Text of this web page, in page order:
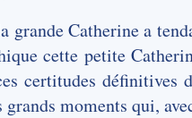
grande Catherine a
cette petite
certitudes définitives
grands moments qui,